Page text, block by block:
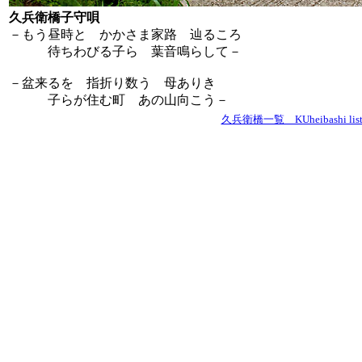
久兵衛橋子守唄
－もう昼時と かかさま家路 辿るころ
待ちわびる子ら 葉音鳴らして－
－盆来るを 指折り数う 母ありき
子らが住む町 あの山向こう－
久兵衛橋一覧 KUheibashi list